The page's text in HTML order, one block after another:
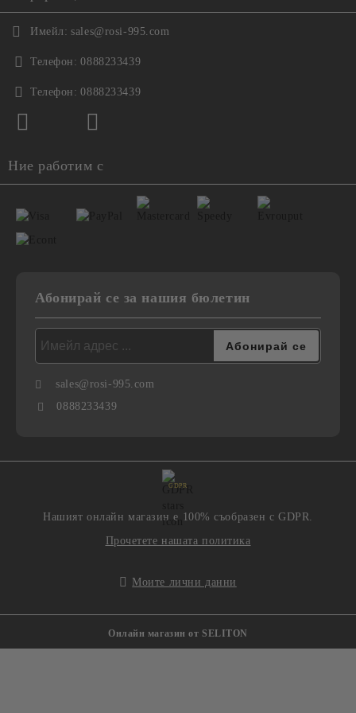
Имейл: sales@rosi-995.com
Телефон: 0888233439
Телефон: 0888233439
Ние работим с
Абонирай се за нашия бюлетин
sales@rosi-995.com
0888233439
GDPR
Нашият онлайн магазин е 100% съобразен с GDPR.
Прочетете нашата политика
Моите лични данни
Онлайн магазин от SELITON